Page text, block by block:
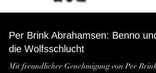
Per Brink Abrahamsen: Benno und
die Wolfsschlucht